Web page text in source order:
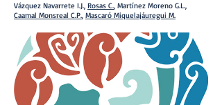
Vázquez Navarrete I.J., Rosas C., Martínez Moreno G.L.,
Caamal Monsreal C.P., Mascaró Miquelajáuregui M.